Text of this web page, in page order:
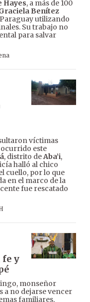
Hayes, a más de 100
Benítez
utilizando
Su trabajo no
para salvar
víctimas
este
, distrito deAba’i,
halló al chico
cuello, por lo que
en el marco de la
fue rescatado
fe y
monseñor
a no dejarse vencer
familiares,